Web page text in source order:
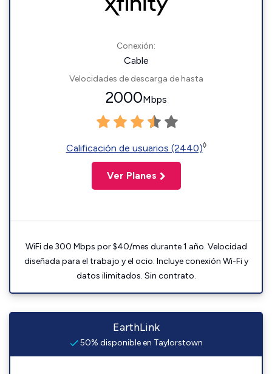
Conexión:
Cable
Velocidades de descarga de hasta
2000Mbps
Calificación de usuarios (2440)◊
Ver Planes
WiFi de 300 Mbps por $40/mes durante 1 año. Velocidad
diseñada para el trabajo y el ocio. Incluye conexión Wi-Fi y
datos ilimitados. Sin contrato.
EarthLink
50% disponible en Taylorstown